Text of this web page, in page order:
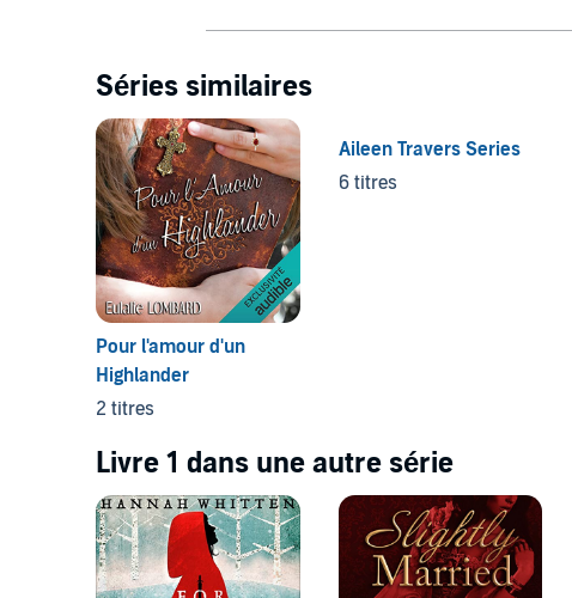
Séries similaires
Pour l'amour d'un
Highlander
2 titres
Aileen Travers Series
6 titres
Livre 1 dans une autre série